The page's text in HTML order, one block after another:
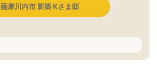
薩摩川内市 新築 Kさま邸